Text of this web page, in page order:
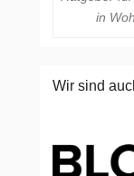
in
Wir sind